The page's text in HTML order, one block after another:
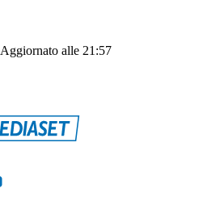
Aggiornato alle 21:57